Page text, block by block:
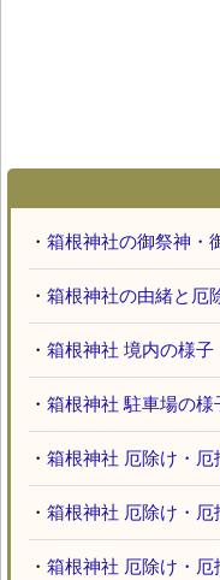
・ 箱根神社の御祭神・
・ 箱根神社の由緒と厄
・ 箱根神社 境内の様子
・ 箱根神社 駐車場の様
・ 箱根神社 厄除け・
・ 箱根神社 厄除け・
・ 箱根神社 厄除け・